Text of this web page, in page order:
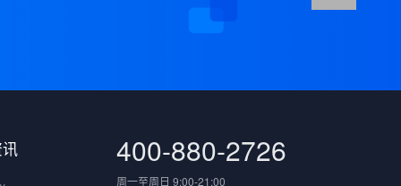
400-880-2726
周一至周日 9:00-21:00